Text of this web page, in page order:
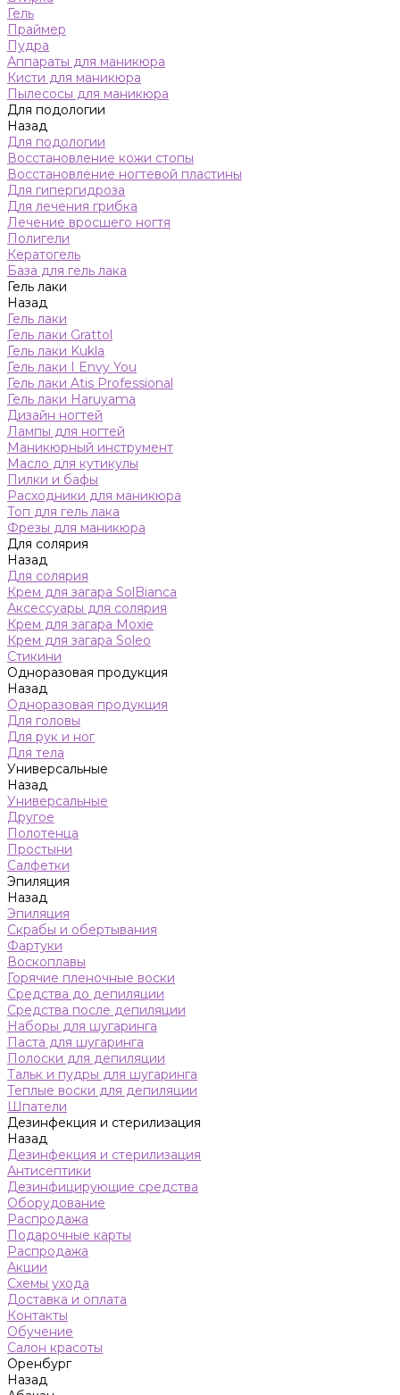
Гель
Праймер
Пудра
Аппараты для маникюра
Кисти для маникюра
Пылесосы для маникюра
Для подологии
Назад
Для подологии
Восстановление кожи стопы
Восстановление ногтевой пластины
Для гипергидроза
Для лечения грибка
Лечение вросшего ногтя
Полигели
Кератогель
База для гель лака
Гель лаки
Назад
Гель лаки
Гель лаки Grattol
Гель лаки Kukla
Гель лаки I Envy You
Гель лаки Atis Professional
Гель лаки Haruyama
Дизайн ногтей
Лампы для ногтей
Маникюрный инструмент
Масло для кутикулы
Пилки и бафы
Расходники для маникюра
Топ для гель лака
Фрезы для маникюра
Для солярия
Назад
Для солярия
Крем для загара SolBianca
Аксессуары для солярия
Крем для загара Moxie
Крем для загара Soleo
Стикини
Одноразовая продукция
Назад
Одноразовая продукция
Для головы
Для рук и ног
Для тела
Универсальные
Назад
Универсальные
Другое
Полотенца
Простыни
Салфетки
Эпиляция
Назад
Эпиляция
Скрабы и обертывания
Фартуки
Воскоплавы
Горячие пленочные воски
Средства до депиляции
Средства после депиляции
Наборы для шугаринга
Паста для шугаринга
Полоски для депиляции
Тальк и пудры для шугаринга
Теплые воски для депиляции
Шпатели
Дезинфекция и стерилизация
Назад
Дезинфекция и стерилизация
Антисептики
Дезинфицирующие средства
Оборудование
Распродажа
Подарочные карты
Распродажа
Акции
Схемы ухода
Доставка и оплата
Контакты
Обучение
Салон красоты
Оренбург
Назад